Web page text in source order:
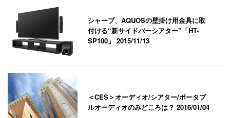
シャープ、AQUOSの壁掛け用金具に取
付ける“新サイドバーシアター”「HT-
SP100」2015/11/13
＜CES＞オーディオ/シアター/ポータブ
ルオーディオのみどころは？2016/01/04